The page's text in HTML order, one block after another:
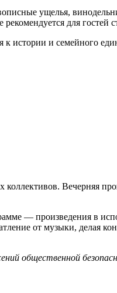
ущелья,
для гостей
истории и семейного
Вечерняя
— произведения в
от музыки, делая
общественной